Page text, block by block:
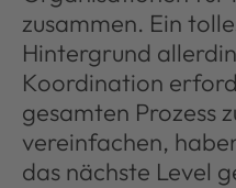
zusammen. Ein
Hintergrund
Koordination
gesamten Prozess
vereinfachen,
das nächste Level